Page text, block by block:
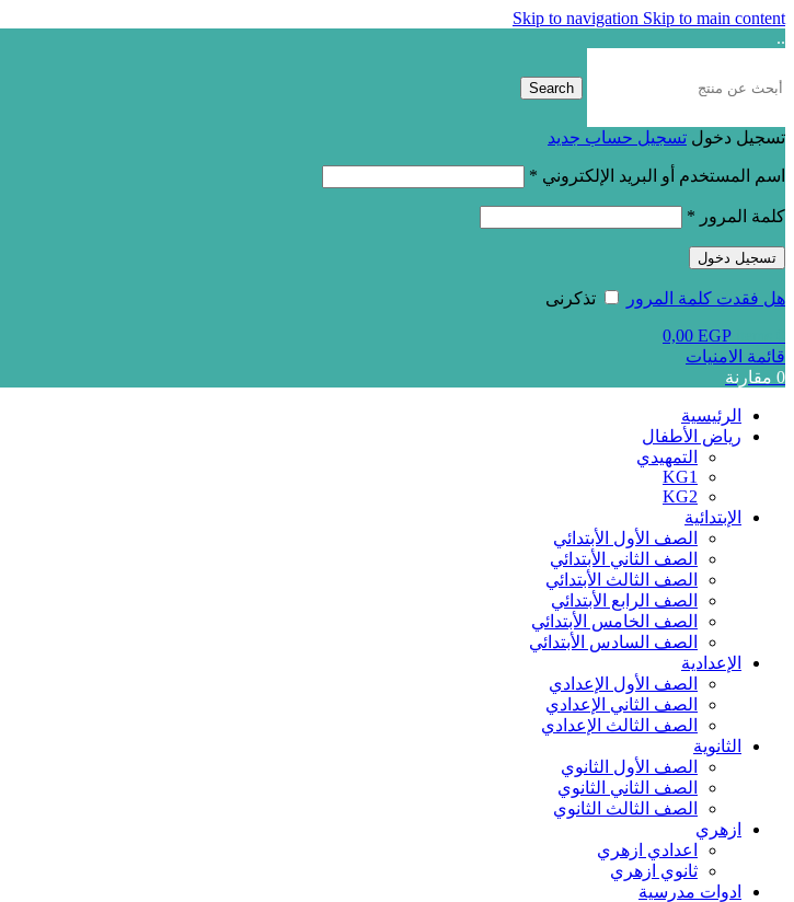
Skip to navigation Skip to main content
..
Search
تسجيل دخول تسجيل حساب جديد
اسم المستخدم أو البريد الإلكتروني *
كلمة المرور *
تسجيل دخول
هل فقدت كلمة المرور
تذكرنى
0,00 EGP
قائمة الامنيات
0 مقارنة
الرئيسية
رياض الأطفال
التمهيدي
KG1
KG2
الإبتدائية
الصف الأول الأبتدائي
الصف الثاني الأبتدائي
الصف الثالث الأبتدائي
الصف الرابع الأبتدائي
الصف الخامس الأبتدائي
الصف السادس الأبتدائي
الإعدادية
الصف الأول الإعدادي
الصف الثاني الإعدادي
الصف الثالث الإعدادي
الثانوية
الصف الأول الثانوي
الصف الثاني الثانوي
الصف الثالث الثانوي
ازهري
اعدادي ازهري
ثانوي ازهري
ادوات مدرسية